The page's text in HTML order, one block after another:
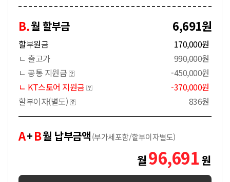
B.월 할부금 6,691원
할부원금
170,000원
ㄴ 출고가
990,000원
ㄴ 공통 지원금
-450,000원
ㄴ KT스토어 지원금
-370,000원
할부이자(별도)
836원
A+B월 납부금액(부가세포함/할부이자별도)
월96,691 원